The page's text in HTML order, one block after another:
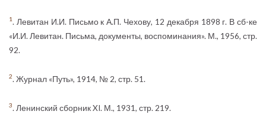
1. Левитан И.И. Письмо к А.П. Чехову, 12 декабря 1898 г. В сб-ке
«И.И. Левитан. Письма, документы, воспоминания». М., 1956, стр.
92.
2. Журнал «Путь», 1914, № 2, стр. 51.
3. Ленинский сборник XI. М., 1931, стр. 219.